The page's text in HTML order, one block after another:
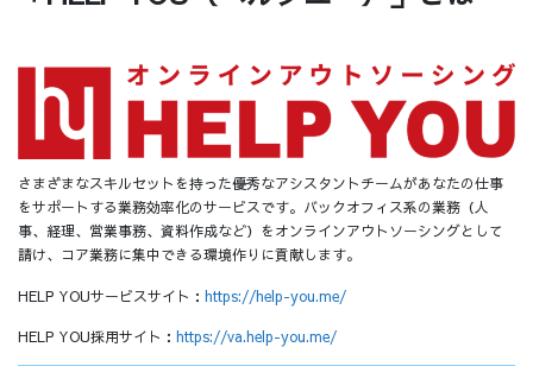
さまざまなスキルセットを持った優秀なアシスタントチームがあなたの仕事
をサポートする業務効率化のサービスです。バックオフィス系の業務（人
事、経理、営業事務、資料作成など）をオンラインアウトソーシングとして
請け、コア業務に集中できる環境作りに貢献します。
HELP YOUサービスサイト： https://help-you.me/
HELP YOU採用サイト： https://va.help-you.me/